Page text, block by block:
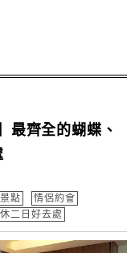
最齊全的蝴蝶、
點
情侶約會
二日好去處